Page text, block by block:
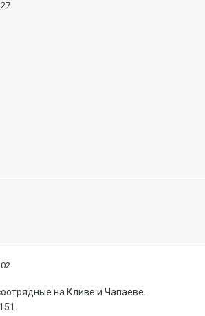
на Кливе и Чапаеве.